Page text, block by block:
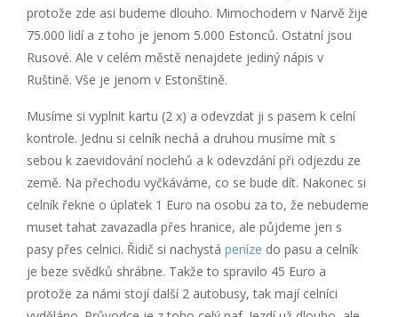
protože zde asi budeme dlouho. Mimochodem v Narvě žije
75.000 lidí a z toho je jenom 5.000 Estonců. Ostatní jsou
Rusové. Ale v celém městě nenajdete jediný nápis v
Ruštině. Vše je jenom v Estonštině.
Musíme si vyplnit kartu (2 x) a odevzdat ji s pasem k celní
kontrole. Jednu si celník nechá a druhou musíme mít s
sebou k zaevidování noclehů a k odevzdání při odjezdu ze
země. Na přechodu vyčkáváme, co se bude dít. Nakonec si
celník řekne o úplatek 1 Euro na osobu za to, že nebudeme
muset tahat zavazadla přes hranice, ale půjdeme jen s
pasy přes celnici. Řidič si nachystá peníze do pasu a celník
je beze svědků shrábne. Takže to spravilo 45 Euro a
protože za námi stojí další 2 autobusy, tak mají celníci